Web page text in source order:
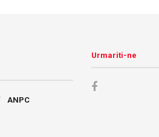
ANPC
Urmariti-ne